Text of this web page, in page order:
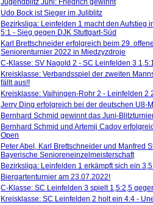
Jugendblitz Juni: Friedrich gewinnt
Udo Bock ist Sieger im Juliblitz
Bezirksliga: Leinfelden 1 macht den Aufstieg
5:1 - Sieg gegen DJK Stuttgart-Süd
Karl Brettschneider erfolgreich beim 29.
Seniorenturnier 2022 in Miedzyzdroje
C-Klasse: SV Nagold 2 - SC Leinfelden 3
Kreisklasse: Verbandsspiel der zweiten
fällt aus!!
Kreisklasse: Vaihingen-Rohr 2 - Leinfelden 2
Jerry Ding erfolgreich bei der deutschen U8-
Bernhard Schmid gewinnt das Juni-
Bernhard Schmid und Artemij Cadov
Open
Peter Abel, Karl Brettschneider und Manfred
Bayerische Senioreneinzelmeisterschaft
Bezirksliga: Leinfelden 1 erkämpft sich ein
Biergartenturnier am 23.07.2022!
C-Klasse: SC Leinfelden 3 spielt 1,5:2,5
Kreisklasse: SC Leinfelden 2 holt ein 4:4 -